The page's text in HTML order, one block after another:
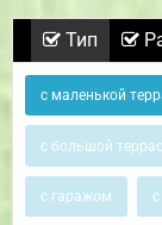
Тип
с маленькой
с большой
с гаражом